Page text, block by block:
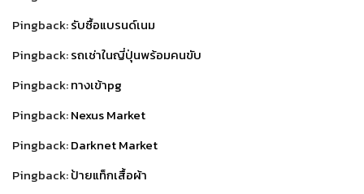
Pingback:รับซื้อแบรนด์เนม
Pingback:รถเช่าในญี่ปุ่นพร้อมคนขับ
Pingback:ทางเข้าpg
Pingback:Nexus Market
Pingback:Darknet Market
Pingback:ป้ายแท็กเสื้อผ้า